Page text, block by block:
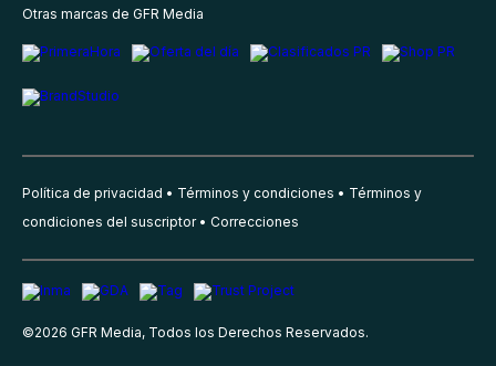
Otras marcas de GFR Media
Política de privacidad Términos y condiciones
Términos y
condiciones del suscriptor
Correcciones
©2026 GFR Media, Todos los Derechos Reservados.